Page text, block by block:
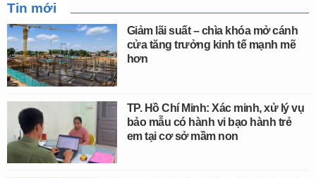
Tin mới
Giảm lãi suất – chìa khóa mở cánh
cửa tăng trưởng kinh tế mạnh mẽ
hơn
TP. Hồ Chí Minh: Xác minh, xử lý vụ
bảo mẫu có hành vi bạo hành trẻ
em tại cơ sở mầm non